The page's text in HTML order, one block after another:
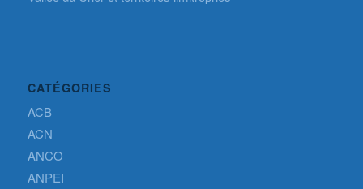
CATÉGORIES
ACB
ACN
ANCO
ANPEI